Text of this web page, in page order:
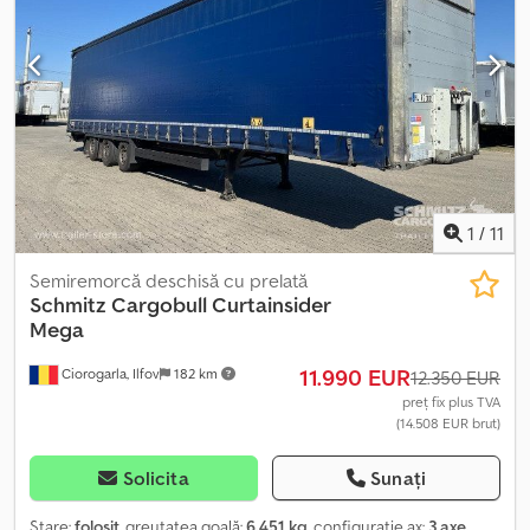
Axă 1: , Axă 2: , Axă 3: , Suspensie pneumatică, Protecții anti-
înfingere, Sistem electronic de frânare EBS, Cutie pentru unelte,
Suport pentru roata de rezervă (2x), Tren de rulare fix, Acoperiș
glisant, Conector 1x15 și 2x7 poli, Sistem anti-stropire, Sigilii
vamale, Acoperiș rabatabil (hidraulic). Cedpfx Aezrqflsl Nerf
1 / 11
Ciorogarla, Ilfov 182 km
Semiremorcă deschisă cu prelată
Schmitz CargobullCurtainsider
Mega
11.990 EUR12.350 EUR
preț fix plus TVA
(14.508 EUR brut)
Solicita Sunați